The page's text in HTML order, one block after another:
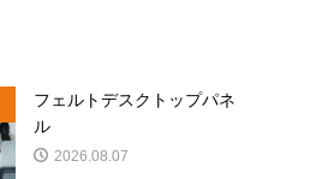
フェルトデスクトップパネ
ル
2026.08.07